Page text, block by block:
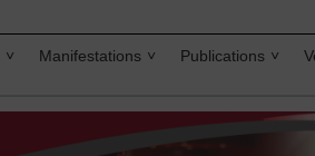
Manifestations Publications